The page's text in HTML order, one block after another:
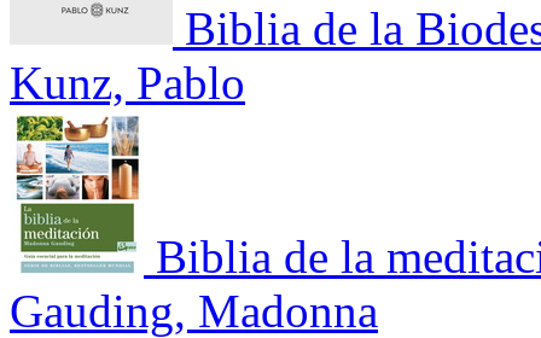
Biblia de la
Kunz, Pablo
Biblia de la
Gauding, Madonna